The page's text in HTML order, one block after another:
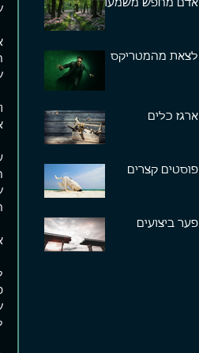
אדם מחפש משמעות
לצאת מהמטריקס
ארגז כלים
פוסטים קצרים
פער ביצועים